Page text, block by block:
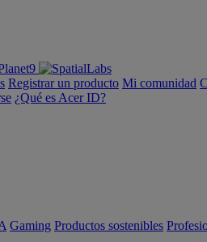
Registrar un producto Mi comunidad
¿Qué es Acer ID?
Gaming Productos sostenibles